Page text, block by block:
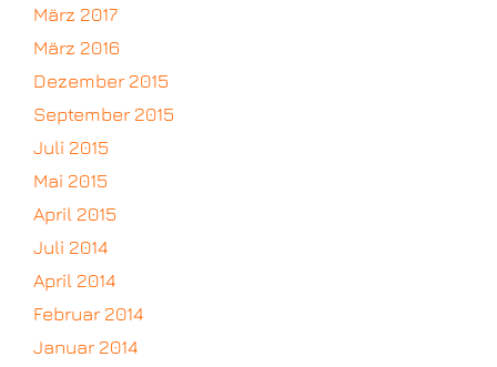
März 2017
März 2016
Dezember 2015
September 2015
Juli 2015
Mai 2015
April 2015
Juli 2014
April 2014
Februar 2014
Januar 2014